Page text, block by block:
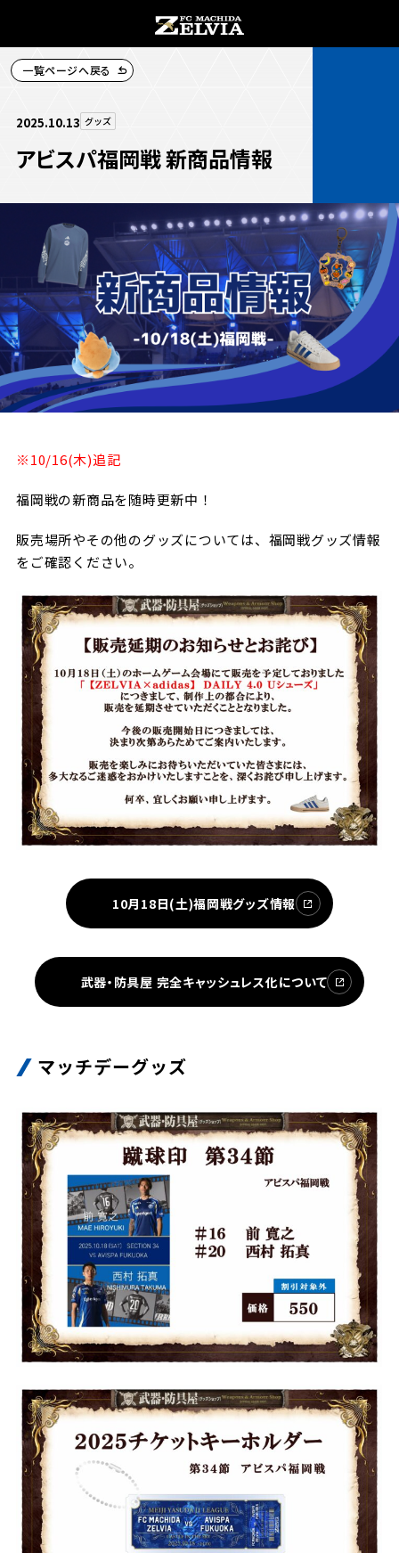
お知らせトップ
TOPチーム
試合情報
チケット
ファンクラブ
グッズ
メディア
アカデミー
スクール
試合情報
試合情報トップ
試合データ
試合日程・結果
順位表・ゴールランキング
観戦する
観戦するトップ
チケット購入
チケット購入手順
チケット販売スケジュール
️スタジアムを知る
スタジアムアクセス
観戦方法を知る
スタジアム観戦ガイド
観戦マナー＆ルール
ビジターサポーターの皆様へ
試合運営管理規程
クラブを知る
クラブを知るトップ
ＦＣ町田ゼルビアについて
選手・スタッフ紹介
クラブゼルビスタへの入会
シーズンシート
ＦＣ町田ゼルビアをサポート
トレーニングの見学・ファンサービス
ＦＣ町田ゼルビアカレンダー
三輪緑山ベースを利用
グッズを買う
グッズを買うトップ
オンラインストア
ユニフォーム
ホームタウン
ホームタウントップ
ゼルビアアシスト募集
ゼルビアアシスト協賛企業一覧
ゼルナビ
ゼル塾
ＦＣ町田ゼルビアアカデミー
パートナー
パートナートップ
パートナー企業一覧
お問い合わせ利用規約肖像権・ロゴについてプライバシ
FOLLOW
一覧ページへ戻る
2025.10.13 グッズ
アビスパ福岡戦 新商品情報
※10/16(木)追記
福岡戦の新商品を随時更新中！
販売場所やその他のグッズについては、福岡戦グッズ情報
をご確認ください。
10月18日(土)福岡戦グッズ情報
武器・防具屋 完全キャッシュレス化について
マッチデーグッズ